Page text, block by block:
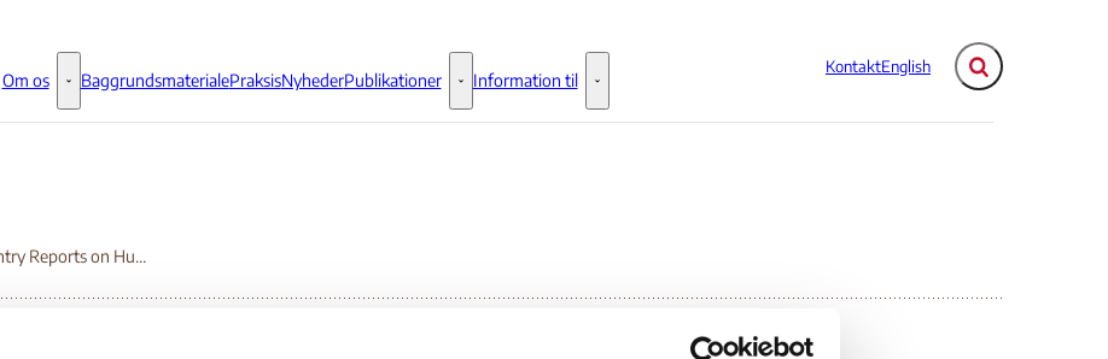
KontaktEnglish Fold søgefelt ud
Om os Om os - Flere links
BaggrundsmaterialePraksisNyhederPublikationer Publikationer - Flere links
Information til Information til - Flere links
Country Reports on Human Rights Practices